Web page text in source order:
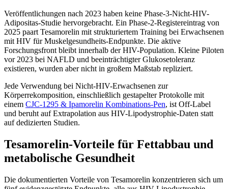
Veröffentlichungen nach 2023 haben keine Phase-3-Nicht-HIV-
Adipositas-Studie hervorgebracht. Ein Phase-2-Registereintrag von
2025 paart Tesamorelin mit strukturiertem Training bei Erwachsenen
mit HIV für Muskelgesundheits-Endpunkte. Die aktive
Forschungsfront bleibt innerhalb der HIV-Population. Kleine Piloten
vor 2023 bei NAFLD und beeinträchtigter Glukosetoleranz
existieren, wurden aber nicht in großem Maßstab repliziert.
Jede Verwendung bei Nicht-HIV-Erwachsenen zur
Körperrekomposition, einschließlich gestapelter Protokolle mit
einem CJC-1295 & Ipamorelin Kombinations-Pen, ist Off-Label
und beruht auf Extrapolation aus HIV-Lipodystrophie-Daten statt
auf dedizierten Studien.
Tesamorelin-Vorteile für Fettabbau und
metabolische Gesundheit
Die dokumentierten Vorteile von Tesamorelin konzentrieren sich um